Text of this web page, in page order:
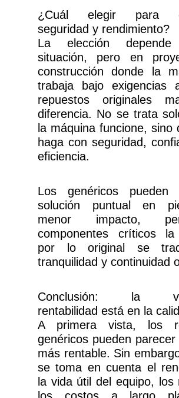
¿Cuál elegir para
seguridad y rendimiento?
La elección
situación, pero en
construcción donde la
trabaja bajo exigencias
repuestos originales
diferencia. No se trata
la máquina funcione, sino
haga con seguridad,
eficiencia.
Los genéricos pueden
solución puntual en
menor impacto,
componentes críticos la
por lo original se
tranquilidad y continuidad
Conclusión: la
rentabilidad está en la
A primera vista, los
genéricos pueden parecer
más rentable. Sin
se toma en cuenta el
la vida útil del equipo, los